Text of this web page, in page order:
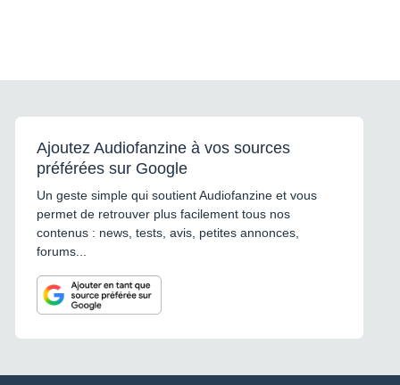
Ajoutez Audiofanzine à vos sources
préférées sur Google
Un geste simple qui soutient Audiofanzine et vous
permet de retrouver plus facilement tous nos
contenus : news, tests, avis, petites annonces,
forums...